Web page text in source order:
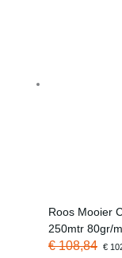
Roos Mooier
250mtr 80gr/
€ 108,84 €